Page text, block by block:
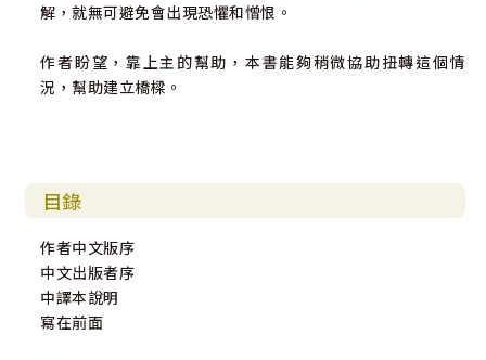
解，就無可避免會出現恐懼和憎恨。
作者盼望，靠上主的幫助，本書能夠稍微協助扭轉這個情
況，幫助建立橋樑。
目錄
作者中文版序
中文出版者序
中譯本說明
寫在前面